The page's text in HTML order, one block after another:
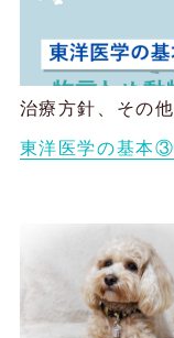
治療方針、その他